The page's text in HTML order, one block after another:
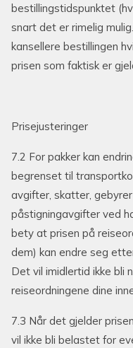
bestillingstidspunktet
snart det er rimelig
kansellere bestillingen
prisen som faktisk er
Prisejusteringer
7.2 For pakker kan
begrenset til
avgifter, skatter,
påstigningavgifter ved
bety at prisen på
dem) kan endre seg
Det vil imidlertid ikke bli
reiseordningene dine
7.3 Når det gjelder
vil ikke bli belastet for